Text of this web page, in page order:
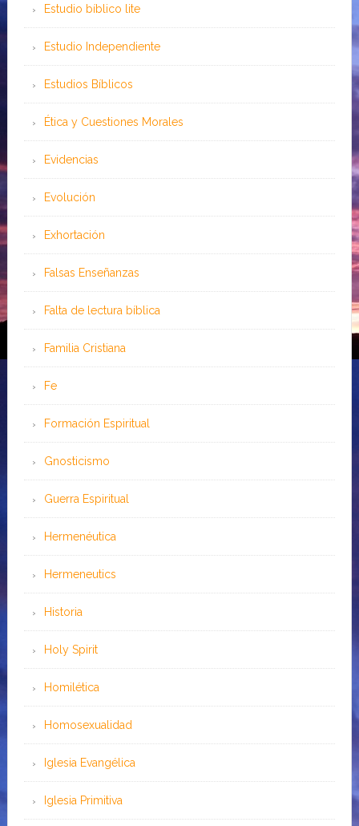
Estudio bíblico lite
Estudio Independiente
Estudios Bíblicos
Ética y Cuestiones Morales
Evidencias
Evolución
Exhortación
Falsas Enseñanzas
Falta de lectura bíblica
Familia Cristiana
Fe
Formación Espiritual
Gnosticismo
Guerra Espiritual
Hermenéutica
Hermeneutics
Historia
Holy Spirit
Homilética
Homosexualidad
Iglesia Evangélica
Iglesia Primitiva